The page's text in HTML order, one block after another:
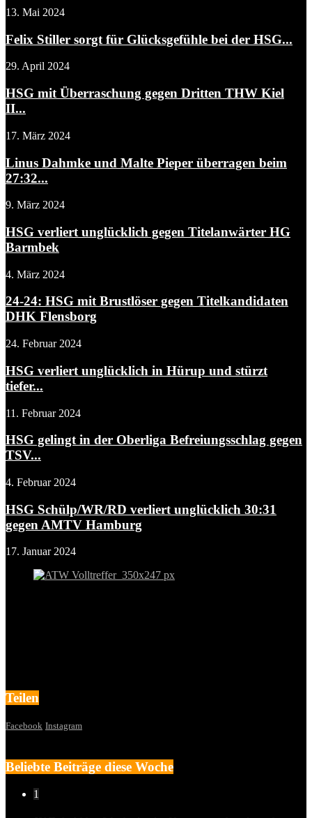
13. Mai 2024
Felix Stiller sorgt für Glücksgefühle bei der HSG...
29. April 2024
HSG mit Überraschung gegen Dritten THW Kiel
II...
17. März 2024
Linus Dahmke und Malte Pieper überragen beim
27:32...
9. März 2024
HSG verliert unglücklich gegen Titelanwärter HG
Barmbek
4. März 2024
24-24: HSG mit Brustlöser gegen Titelkandidaten
DHK Flensborg
24. Februar 2024
HSG verliert unglücklich in Hürup und stürzt
tiefer...
11. Februar 2024
HSG gelingt in der Oberliga Befreiungsschlag gegen
TSV...
4. Februar 2024
HSG Schülp/WR/RD verliert unglücklich 30:31
gegen AMTV Hamburg
17. Januar 2024
Teilen
Facebook Instagram
Beliebte Beiträge diese Woche
1